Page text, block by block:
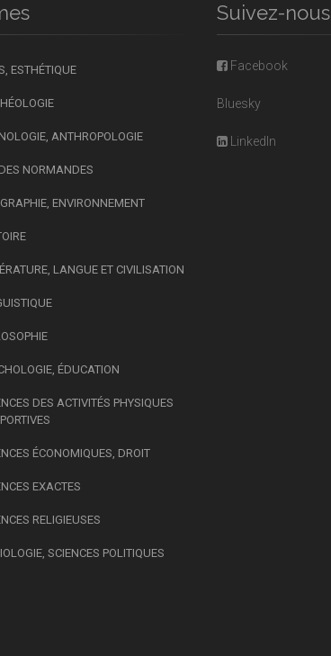
ESTHÉTIQUE
ANTHROPOLOGIE
NORMANDES
ENVIRONNEMENT
LANGUE ET CIVILISATION
ÉDUCATION
DES ACTIVITÉS PHYSIQUES
ÉCONOMIQUES, DROIT
EXACTES
RELIGIEUSES
SCIENCES POLITIQUES
Suivez-nous
Facebook
Bluesky
LinkedIn